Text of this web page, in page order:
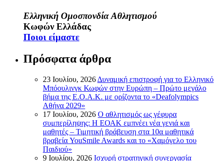
Ελληνική Ομοσπονδία Αθλητισμού
Κωφών Ελλάδας
Ποιοι είμαστε
Πρόσφατα άρθρα
23 Ιουλίου, 2026 Δυναμική επιστροφή για το Ελληνικό
Μπόουλινγκ Κωφών στην Ευρώπη – Πρώτο μεγάλο
βήμα της Ε.Ο.Α.Κ. με ορίζοντα το «Deafolympics
Αθήνα 2029»
17 Ιουλίου, 2026 Ο αθλητισμός ως γέφυρα
συμπερίληψης: Η ΕΟΑΚ εμπνέει νέα γενιά και
μαθητές – Τιμητική βράβευση στα 10α μαθητικά
βραβεία YouSmile Awards και το «Χαμόγελο του
Παιδιού»
9 Ιουλίου, 2026 Ισχυρή στρατηγική συνεργασία